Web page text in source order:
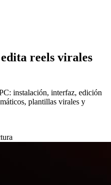
reels virales
instalación, interfaz, edición
plantillas virales y